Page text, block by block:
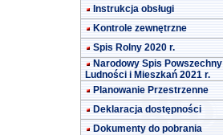
Instrukcja obsługi
Kontrole zewnętrzne
Spis Rolny 2020 r.
Narodowy Spis Powszechny
Ludności i Mieszkań 2021 r.
Planowanie Przestrzenne
Deklaracja dostępności
Dokumenty do pobrania